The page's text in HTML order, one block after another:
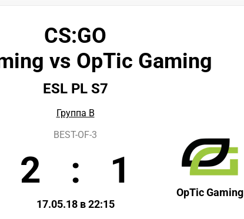
CS:GO
vs OpTic Gaming
ESL PL S7
Группа B
OpTic Gaming
BEST-OF-3
2 : 1
17.05.18 в 22:15